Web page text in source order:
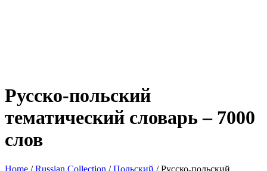
Русско-польский
тематический словарь – 7000
слов
Home /Russian Collection /Польский / Русско-польский